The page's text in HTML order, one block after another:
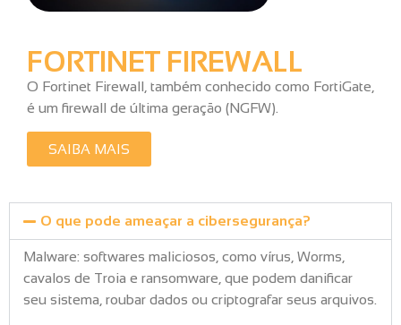
FORTINET FIREWALL
O Fortinet Firewall, também conhecido como FortiGate,
é um firewall de última geração (NGFW).
SAIBA MAIS
O que pode ameaçar a cibersegurança?
Malware: softwares maliciosos, como vírus, Worms,
cavalos de Troia e ransomware, que podem danificar
seu sistema, roubar dados ou criptografar seus arquivos.